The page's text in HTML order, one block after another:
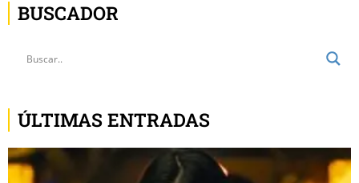
BUSCADOR
ÚLTIMAS ENTRADAS